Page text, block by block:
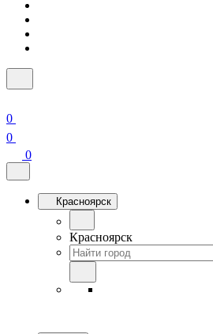
0
0
0
Красноярск
Красноярск